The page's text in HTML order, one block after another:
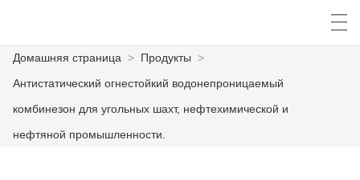
العربية česky Deutsch
Домашняя страница > Продукты >
Антистатический огнестойкий водонепроницаемый
комбинезон для угольных шахт, нефтехимической и
нефтяной промышленности.